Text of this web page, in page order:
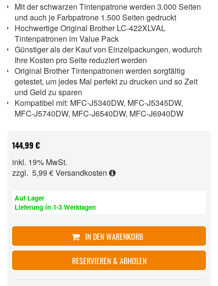
Mit der schwarzen Tintenpatrone werden 3.000 Seiten
und auch je Farbpatrone 1.500 Seiten gedruckt
Hochwertige Original Brother LC-422XLVAL
Tintenpatronen im Value Pack
Günstiger als der Kauf von Einzelpackungen, wodurch
Ihre Kosten pro Seite reduziert werden
Original Brother Tintenpatronen werden sorgfältig
getestet, um jedes Mal perfekt zu drucken und so Zeit
und Geld zu sparen
Kompatibel mit: MFC-J5340DW, MFC-J5345DW,
MFC-J5740DW, MFC-J6540DW, MFC-J6940DW
144,99 €
inkl. 19% MwSt.
zzgl. 5,99 €Versandkosten
Auf Lager
Lieferung in 1-3 Werktagen
IN DEN WARENKORB
RESERVIEREN & ABHOLEN